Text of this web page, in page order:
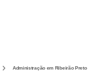
Administração em Ribeirão Preto